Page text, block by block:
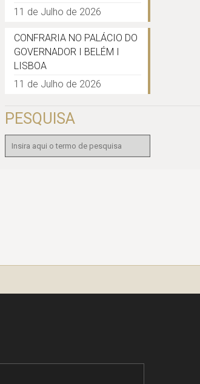
11 de Julho de 2026
CONFRARIA NO PALÁCIO DO
GOVERNADOR I BELÉM I
LISBOA
11 de Julho de 2026
PESQUISA